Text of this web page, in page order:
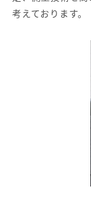
考えております。